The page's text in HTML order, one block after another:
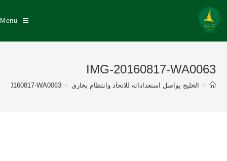
Menu
IMG-20160817-WA0063
> الخليج يواصل استعداداته للاتحاد وانتظام بخاري >
20160817-WA0063